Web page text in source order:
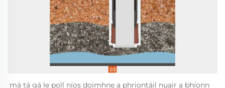
má tá gá le poll níos doimhne a phriontáil nuair a bhíonn